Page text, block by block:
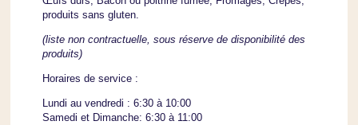
produits sans gluten.
(liste non contractuelle, sous réserve de disponibilité des
produits)
Horaires de service :
Lundi au vendredi : 6:30 à 10:00
Samedi et Dimanche: 6:30 à 11:00